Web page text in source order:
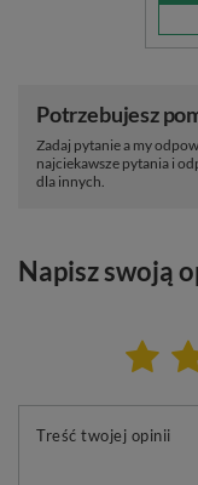
Potrzebujesz
Zadaj pytanie a my
najciekawsze pytania i
dla innych.
Napisz swoją
Treść twojej opinii